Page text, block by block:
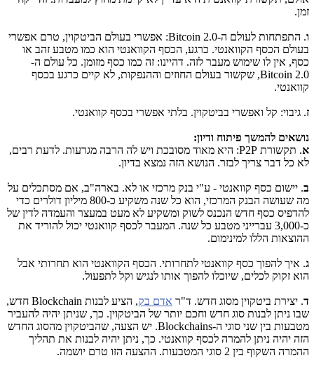
זמן.
ו
. התפתחות לעולם ה-Bitcoin 2.0: אפשרי בעולם הביטקוין, טרם אפשרי
בעולם הכסף הקוואנטי. כרגע, הכסף הקוואנטי הוא כמו מטבע זהב או
כסף, אין לו שימוש מעבר לזה. דהיינו: זה כמו כסף מזומן. כל עולם ה-
Bitcoin 2.0, שקשור בעולם החוזים וההנפקות, לא קיים כרגע בכסף
קוואנטי.
ז. גיבוי: קל ואפשרי בביטקוין. בלתי אפשרי בכסף קוואנטי.
נושאים להמשך פיתוח ודיון:
א
. תקשורת P2P: היא מאוד מסובכת ויש לה הרבה מגרעות. לדעת רבים,
לא כל דבר צריך לבזר. הנושא הזה נמצא בדיון.
ב. יישום כסף קוואנטי - ע"י בנק מרכזי או לא. בארה"ב, אם מסתכלים על
מה שעושה הבנק המרכזי, הוא כל שנה משקיע כ-800 מיליון דולרים כדי
להדפיס כסף חדש הנכנס לשוק ומשקיע לא מעט במעצר והעמדה לדין של
כ-3,000 עברייני מטבע כל שנה. המעבר לכסף קוואנטי יכול להוריד את
ההוצאות הללו למינימום.
ג. איך להפוך כסף קוואנטי לתחרותי. הכסף הקוואנטי הוא תחרותי אבל
הוא זקוק לכלים, שיוכלו להפוך אותו לנגיש וקל לתפעול.
ד. יצירת ביטקוין מסוג חדש. ד"ר אדם בק
, הציע לבנות Blockchain חדש,
שבו ניתן לבנות סוג חדש וחכם יותר של הביטקוין. כך, שניתן יהיה להעביר
מטבעות בין שני סוגי ה-Blockchains. יש הצעה, שהביטקוין מהסוג החדש
הזה יהיה ניתן להמרה לכסף קוואנטי. כך, ניתן יהיה לבנות את תהליך
ההמרה השקוף בין 2 סוגי המטבעות. ההצעה הזו טרם יושמה.